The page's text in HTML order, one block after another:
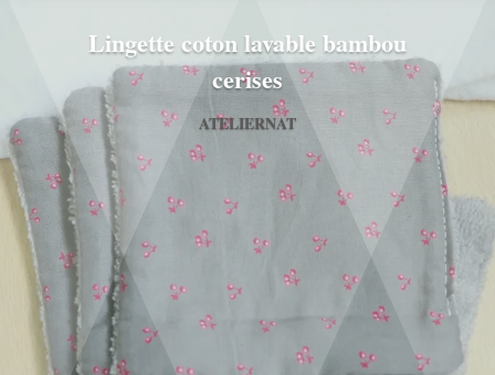
Lingette coton lavable bambou
cerises
ATELIERNAT